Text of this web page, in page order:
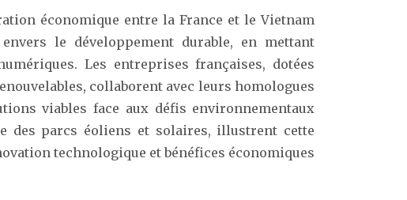
économique entre la France et le Vietnam
le développement durable, en mettant
Les entreprises françaises, dotées
collaborent avec leurs homologues
viables face aux défis environnementaux
des parcs éoliens et solaires, illustrent cette
technologique et bénéfices économiques